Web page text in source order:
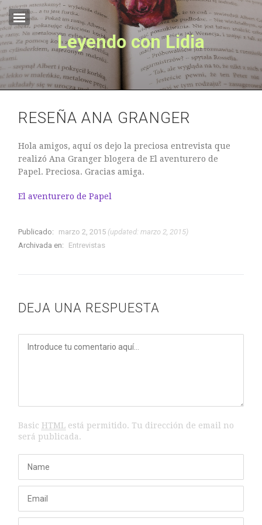
Inicio
Sobre mí
EL OTRO LADO
Lo Que La Niebla Esconde
Sobre mí
María Luisa
Sobre mí
Leyendo con Lidia
RESEÑA ANA GRANGER
Hola amigos, aquí os dejo la preciosa entrevista que
realizó Ana Granger blogera de El aventurero de
Papel. Preciosa. Gracias amiga.
El aventurero de Papel
Publicado: marzo 2, 2015 (updated: marzo 2, 2015)
Archivada en:
Entrevistas
DEJA UNA RESPUESTA
BasicHTML está permitido. Tu dirección de email no
será publicada.